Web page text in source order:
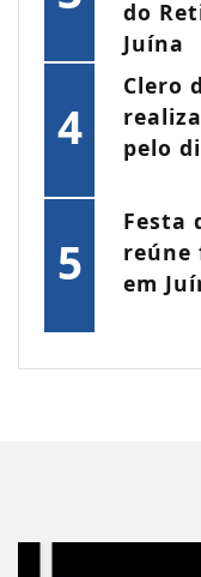
do
Juína
4
Clero
pelo
5
Festa
reúne
em